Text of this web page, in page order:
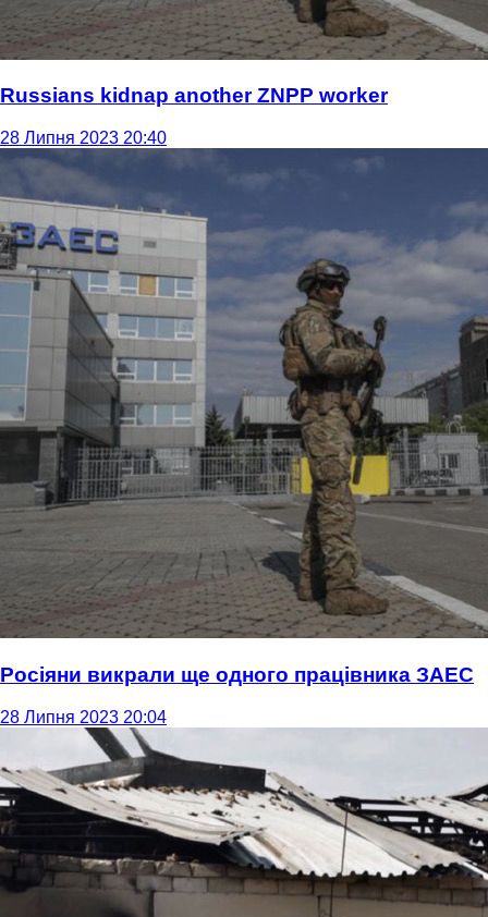
Russians kidnap another ZNPP worker
28 Липня 2023 20:40
Росіяни викрали ще одного працівника ЗАЕС
28 Липня 2023 20:04